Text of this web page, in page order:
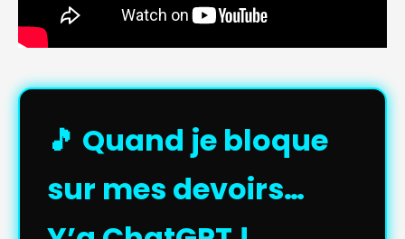
🎵 Quand je bloque
sur mes devoirs…